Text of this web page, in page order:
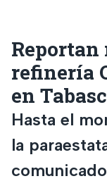
refinería
en
Hasta el
la